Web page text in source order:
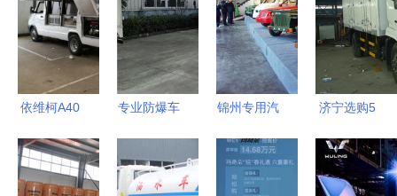
汽车制造专
家
用汽车销售
新篇章
——汽车网
专用汽车销
售平台第20
页指南
了解平台
——中科商
务网与程力
专用汽车
依维柯A40
场景专用汽
车的卓越之
专业防爆车
方位解析
——中科商
锦州专用汽
详解 折叠
汽车、工厂
济宁选购5
货车指南
如何找到划